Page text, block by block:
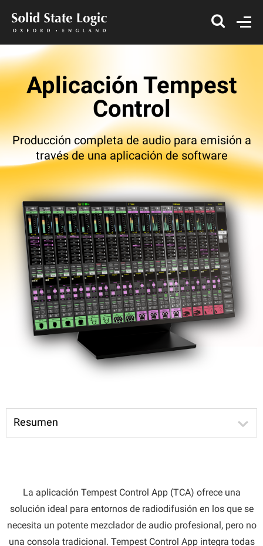
Aplicación Tempest
Control
Producción completa de audio para emisión a
través de una aplicación de software
Resumen
La aplicación Tempest Control App (TCA) ofrece una
solución ideal para entornos de radiodifusión en los que se
necesita un potente mezclador de audio profesional, pero no
una consola tradicional. Tempest Control App integra todas